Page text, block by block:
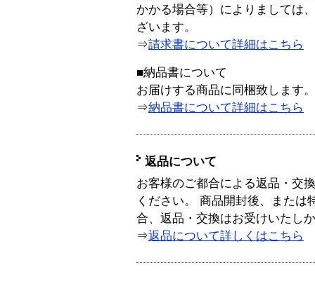
かかる場合等）によりましては
ざいます。
⇒請求書について詳細はこちら
■納品書について
お届けする商品に同梱致します。
⇒納品書について詳細はこちら
返品について
お客様のご都合による返品・交
ください。 商品開封後、または
合、返品・交換はお受けいたし
⇒返品について詳しくはこちら